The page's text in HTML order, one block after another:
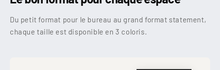
Du petit format pour le bureau au grand format statement,
chaque taille est disponible en 3 coloris.